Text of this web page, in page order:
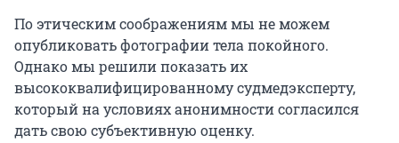
По этическим соображениям мы не можем
опубликовать фотографии тела покойного.
Однако мы решили показать их
высококвалифицированному судмедэксперту,
который на условиях анонимности согласился
дать свою субъективную оценку.